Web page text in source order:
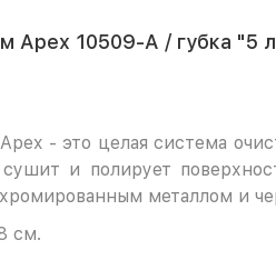
Apex 10509-A / губка "5
- это целая система
сушит и полирует
металлом и
см.